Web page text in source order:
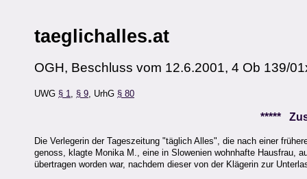
taeglichalles.at
OGH, Beschluss vom 12.6.2001, 4 Ob 139/
UWG § 1, § 9, UrhG § 80
*****
Die Verlegerin der Tageszeitung "täglich Alles", die nach einer
genoss, klagte Monika M., eine in Slowenien wohnhafte Hausfrau,
übertragen worden war, nachdem dieser von der Klägerin zur